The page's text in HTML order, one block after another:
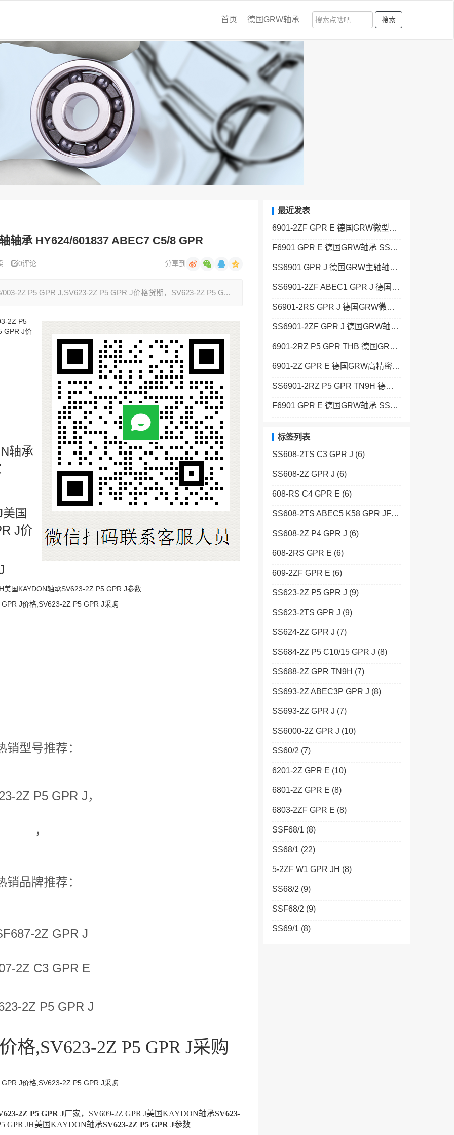
搜索
首页 德国GRW轴承
轴承 HY624/601837 ABEC7 C5/8 GPR
0评论 分享到
2Z P5 GPR J,SV623-2Z P5 GPR J价格货期，SV623-2Z P5 G...
2Z P5
GPR J价
轴承
国
J价
美国KAYDON轴承SV623-2Z P5 GPR J参数
J价格,SV623-2Z P5 GPR J采购
销型号推荐：
2Z P5 GPR J，
，
销品牌推荐：
2Z GPR J
2Z C3 GPR E
2Z P5 GPR J
格,SV623-2Z P5 GPR J采购
J价格,SV623-2Z P5 GPR J采购
2Z P5 GPR J厂家，SV609-2Z GPR J美国KAYDON轴承SV623-
GPR JH美国KAYDON轴承SV623-2Z P5 GPR J参数
最近发表
6901-2ZF GPR E 德国GRW微型轴承 SSF688-2Z ABEC5 K25 GPR J
F6901 GPR E 德国GRW轴承 SS693-2Z GPR J
SS6901 GPR J 德国GRW主轴轴承 129+KAF
SS6901-2ZF ABEC1 GPR J 德国GRW高精密轴承 SS681 C10/15 GPR J
S6901-2RS GPR J 德国GRW微型轴承 SS685 C14/20 GPR J
SS6901-2ZF GPR J 德国GRW轴承 SS7938-2Z W1 ABEC3 K58 GPR JH
6901-2RZ P5 GPR THB 德国GRW主轴轴承 SS68/2,5-2Z P6 C10/15 GPR J
6901-2Z GPR E 德国GRW高精密轴承 SS624-2Z ABEC3P GPR J
SS6901-2RZ P5 GPR TN9H 德国GRW微型轴承 608-2RS C8/13 GPR TN9H
F6901 GPR E 德国GRW轴承 SSF692-2Z GPR J
标签列表
SS608-2TS C3 GPR J (6)
SS608-2Z GPR J (6)
608-RS C4 GPR E (6)
SS608-2TS ABEC5 K58 GPR JF
(6)
SS608-2Z P4 GPR J (6)
608-2RS GPR E (6)
609-2ZF GPR E (6)
SS623-2Z P5 GPR J (9)
SS623-2TS GPR J (9)
SS624-2Z GPR J (7)
SS684-2Z P5 C10/15 GPR J (8)
SS688-2Z GPR TN9H (7)
SS693-2Z ABEC3P GPR J (8)
SS693-2Z GPR J (7)
SS6000-2Z GPR J (10)
SS60/2 (7)
6201-2Z GPR E (10)
6801-2Z GPR E (8)
6803-2ZF GPR E (8)
SSF68/1 (8)
SS68/1 (22)
5-2ZF W1 GPR JH (8)
SS68/2 (9)
SSF68/2 (9)
SS69/1 (8)